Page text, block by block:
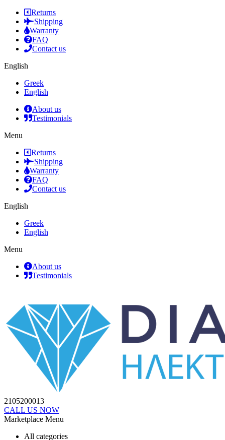
Returns
Shipping
Warranty
FAQ
Contact us
English
Greek
English
About us
Testimonials
Menu
Returns
Shipping
Warranty
FAQ
Contact us
English
Greek
English
Menu
About us
Testimonials
2105200013
CALL US NOW
Marketplace Menu
All categories